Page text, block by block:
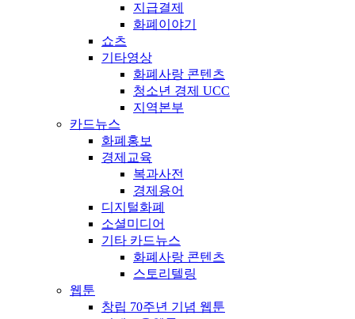
지급결제
화폐이야기
쇼츠
기타영상
화폐사랑 콘텐츠
청소년 경제 UCC
지역본부
카드뉴스
화폐홍보
경제교육
복과사전
경제용어
디지털화폐
소셜미디어
기타 카드뉴스
화폐사랑 콘텐츠
스토리텔링
웹툰
창립 70주년 기념 웹툰